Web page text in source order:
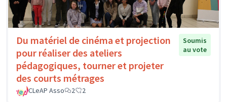
Du matériel de cinéma et projection
pour réaliser des ateliers
pédagogiques, tourner et projeter
des courts métrages
Soumis
au vote
CLeAP Asso 2 2